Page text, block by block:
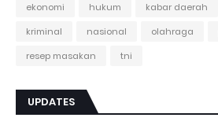
ekonomi
hukum kabar daerah
kriminal
nasional olahraga
resep masakan
tni
UPDATES